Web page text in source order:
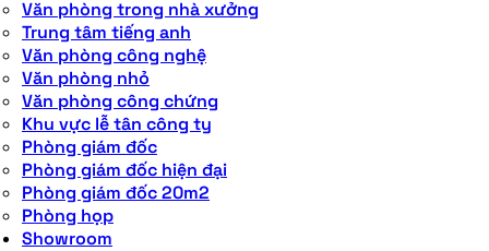
Văn phòng trong nhà xưởng
Trung tâm tiếng anh
Văn phòng công nghệ
Văn phòng nhỏ
Văn phòng công chứng
Khu vực lễ tân công ty
Phòng giám đốc
Phòng giám đốc hiện đại
Phòng giám đốc 20m2
Phòng họp
Showroom